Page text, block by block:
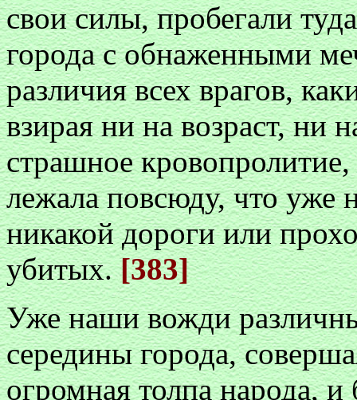
свои силы, пробегали
города с обнаженными
различия всех врагов,
взирая ни на возраст, ни
страшное кровопролитие,
лежала повсюду, что уже
никакой дороги или
убитых.[383]
Уже наши вожди
середины города,
огромная толпа народа, и